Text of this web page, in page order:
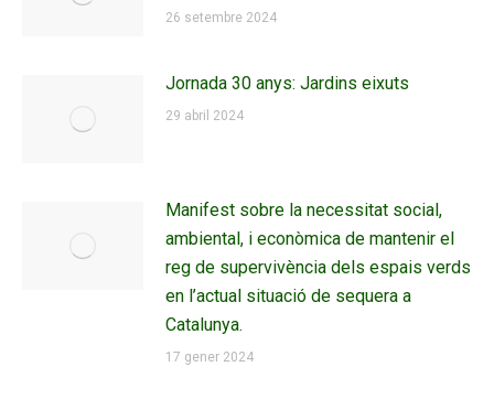
26 setembre 2024
Jornada 30 anys: Jardins eixuts
29 abril 2024
Manifest sobre la necessitat social,
ambiental, i econòmica de mantenir el
reg de supervivència dels espais verds
en l’actual situació de sequera a
Catalunya.
17 gener 2024